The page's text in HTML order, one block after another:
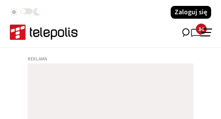
Zaloguj się
34